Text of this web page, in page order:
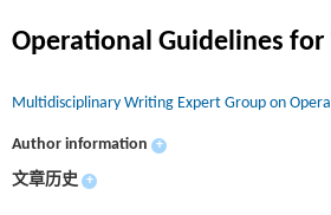
Operational Guidelines for
Multidisciplinary Writing Expert Group on
Author information +
文章历史 +